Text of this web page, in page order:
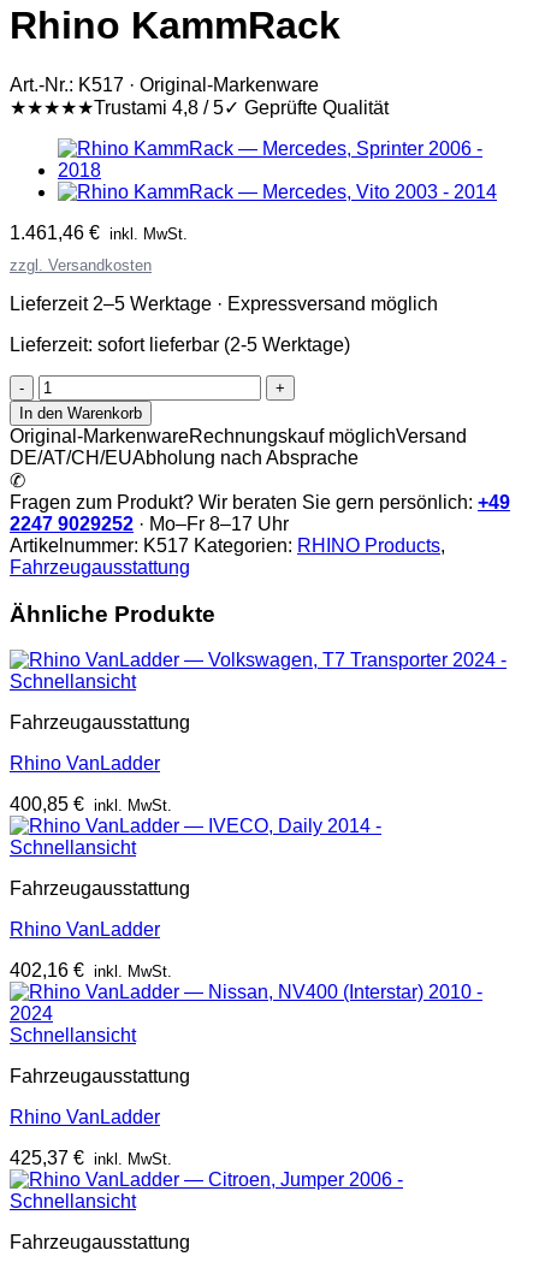
Rhino KammRack
Art.-Nr.: K517 · Original-Markenware
★★★★★Trustami 4,8 / 5✓ Geprüfte Qualität
1.461,46 € inkl. MwSt.
zzgl. Versandkosten
Lieferzeit 2–5 Werktage · Expressversand möglich
Lieferzeit: sofort lieferbar (2-5 Werktage)
Rhino
KammRack
Menge
In den Warenkorb
Original-MarkenwareRechnungskauf möglichVersand
DE/AT/CH/EUAbholung nach Absprache
✆
Fragen zum Produkt? Wir beraten Sie gern persönlich: +49
2247 9029252 · Mo–Fr 8–17 Uhr
Artikelnummer: K517 Kategorien: RHINO Products,
Fahrzeugausstattung
Ähnliche Produkte
Schnellansicht
Fahrzeugausstattung
Rhino VanLadder
400,85 € inkl. MwSt.
Schnellansicht
Fahrzeugausstattung
Rhino VanLadder
402,16 € inkl. MwSt.
Schnellansicht
Fahrzeugausstattung
Rhino VanLadder
425,37 € inkl. MwSt.
Schnellansicht
Fahrzeugausstattung